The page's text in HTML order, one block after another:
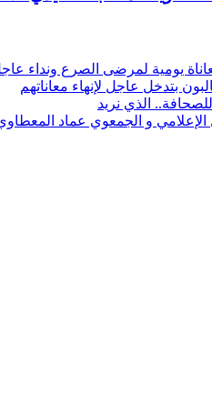
يومية لمرضى الصرع ونداء
بتدخل عاجل لإنهاء معاناتهم
الذي نريد
الإعلامي و الجمعوي عماد